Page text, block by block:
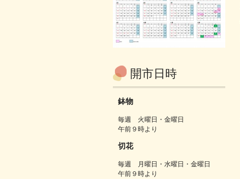
開市日時
鉢物
毎週 火曜日・金曜日
午前９時より
切花
毎週 月曜日・水曜日・金曜日
午前９時より